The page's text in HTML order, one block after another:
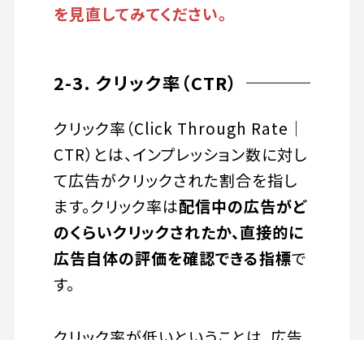
を見直してみてください。
2-3. クリック率（CTR）
クリック率（Click Through Rate｜
CTR）とは、インプレッション数に対し
て広告がクリックされた割合を指し
ます。クリック率は配信中の広告がど
のくらいクリックされたか、直接的に
広告自体の評価を確認できる指標で
す。